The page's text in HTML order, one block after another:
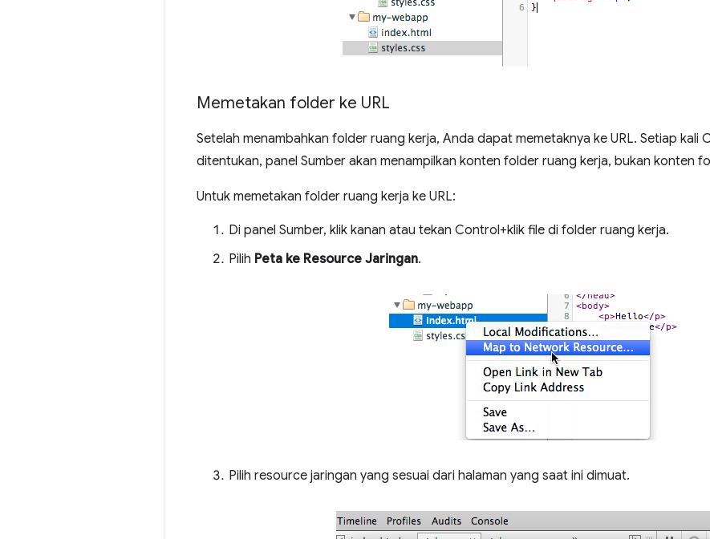
Memetakan folder ke URL
Setelah menambahkan folder ruang kerja, Anda dapat memetaknya ke URL. Setiap kali
ditentukan, panel Sumber akan menampilkan konten folder ruang kerja, bukan konten
Untuk memetakan folder ruang kerja ke URL:
Di panel Sumber, klik kanan atau tekan Control+klik file di folder ruang kerja.
Pilih Peta ke Resource Jaringan.
Pilih resource jaringan yang sesuai dari halaman yang saat ini dimuat.